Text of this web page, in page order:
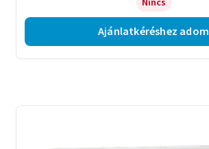
Ajánlatkéréshez adom